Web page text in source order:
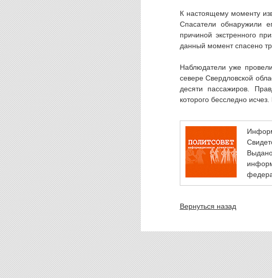
К настоящему моменту
Спасатели обнаружили
причиной экстренного
данный момент спасено
Наблюдатели уже
севере Свердловской
десяти пассажиров.
которого бесследно
Вернуться назад